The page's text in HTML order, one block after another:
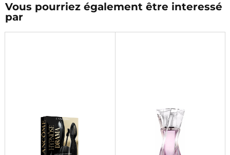
Vous pourriez également être interessé
par